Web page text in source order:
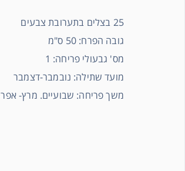
25 בצלים בתערובת צבעים
גובה הפרח: 50 ס"מ
מס' גבעולי פריחה: 1
מועד שתילה: נובמבר-דצמבר
משך פריחה: שבועיים. מרץ-